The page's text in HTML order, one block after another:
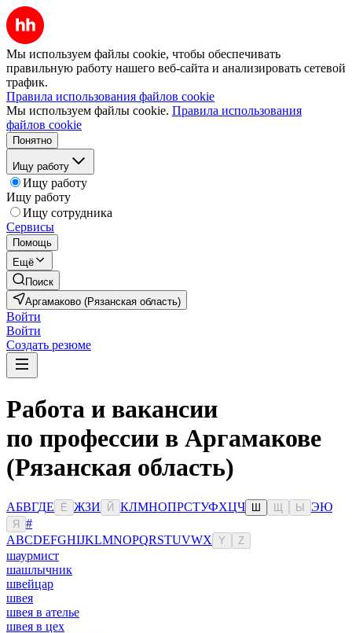
Мы используем файлы cookie, чтобы обеспечивать
правильную работу нашего веб-сайта и анализировать сетевой
трафик.
Правила использования файлов cookie
Мы используем файлы cookie. Правила использования
файлов cookie
Понятно
Ищу работу
Ищу работу
Ищу работу
Ищу сотрудника
Сервисы
Помощь
Ещё
Поиск
Аргамаково (Рязанская область)
Войти
Войти
Создать резюме
Работа и вакансии
по профессии в Аргамакове
(Рязанская область)
АБВГДЕ Ё ЖЗИ Й КЛМНОПРСТУФХЦЧ Ы ЭЮ
Я
#
ABCDEFGHIJKLMNOPQRSTUVWX Y Z
шаурмист
шашлычник
швейцар
швея
швея в ателье
швея в цех